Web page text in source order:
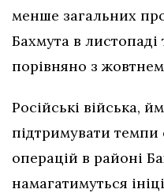
менше загальних
Бахмута в листопаді
порівняно з
Російські війська,
підтримувати темпи
операцій в районі
намагатимуться